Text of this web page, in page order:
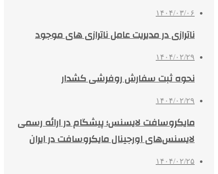
۱۴۰۴/۰۳/۰۶
ناترازی در مدیریت عامل ناترازی های موجود
۱۴۰۴/۰۲/۲۹
نحوه ثبت سفارش روفرشی کشدار
۱۴۰۴/۰۲/۲۹
مایکروسافت لایسنس؛ پیشگام در ارائه رسمی
لایسنس‌های اورجینال مایکروسافت در ایران
۱۴۰۴/۰۲/۲۵